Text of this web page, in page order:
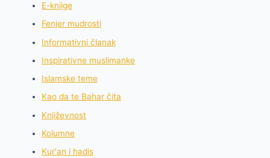
E-knjige
Fenjer mudrosti
Informativni članak
Inspirativne muslimanke
Islamske teme
Kao da te Bahar čita
Književnost
Kolumne
Kur'an i hadis